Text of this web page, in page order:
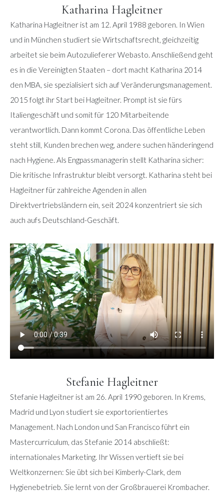
Katharina Hagleitner
Katharina Hagleitner ist am 12. April 1988 geboren. In Wien
und in München studiert sie Wirtschaftsrecht, gleichzeitig
arbeitet sie beim Autozulieferer Webasto. Anschließend geht
es in die Vereinigten Staaten – dort macht Katharina 2014
den MBA, sie spezialisiert sich auf Veränderungsmanagement.
2015 folgt ihr Start bei Hagleitner. Prompt ist sie fürs
Italiengeschäft und somit für 120 Mitarbeitende
verantwortlich. Dann kommt Corona. Das öffentliche Leben
steht still, Kunden brechen weg, andere suchen händeringend
nach Hygiene. Als Engpassmanagerin stellt Katharina sicher:
Die kritische Infrastruktur bleibt versorgt. Katharina steht bei
Hagleitner für zahlreiche Agenden in allen
Direktvertriebsländern ein, seit 2024 konzentriert sie sich
auch aufs Deutschland-Geschäft.
Stefanie Hagleitner
Stefanie Hagleitner ist am 26. April 1990 geboren. In Krems,
Madrid und Lyon studiert sie exportorientiertes
Management. Nach London und San Francisco führt ein
Mastercurriculum, das Stefanie 2014 abschließt:
internationales Marketing. Ihr Wissen vertieft sie bei
Weltkonzernen: Sie übt sich bei Kimberly-Clark, dem
Hygienebetrieb. Sie lernt von der Großbrauerei Krombacher.